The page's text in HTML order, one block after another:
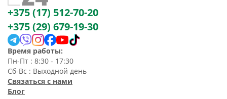
+375 (17) 512-70-20
+375 (29) 679-19-30
Время работы:
Пн-Пт : 8:30 - 17:30
Сб-Вс : Выходной день
Связаться с нами
Блог